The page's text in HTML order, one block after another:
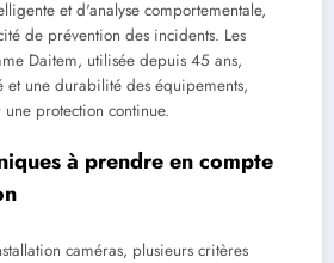
et d'analyse comportementale,
de prévention des incidents. Les
Daitem, utilisée depuis 45 ans,
et une durabilité des équipements,
protection continue.
à prendre en compte
caméras, plusieurs critères